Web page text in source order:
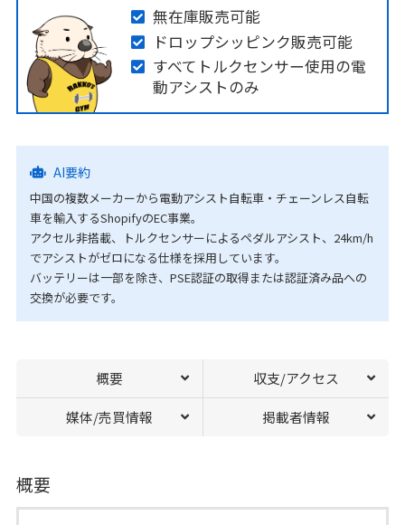
無在庫販売可能
ドロップシッピンク販売可能
すべてトルクセンサー使用の電
動アシストのみ
AI要約
中国の複数メーカーから電動アシスト自転車・チェーンレス自転
車を輸入するShopifyのEC事業。
アクセル非搭載、トルクセンサーによるペダルアシスト、24km/h
でアシストがゼロになる仕様を採用しています。
バッテリーは一部を除き、PSE認証の取得または認証済み品への
交換が必要です。
概要 収支/アクセス
媒体/売買情報 掲載者情報
概要